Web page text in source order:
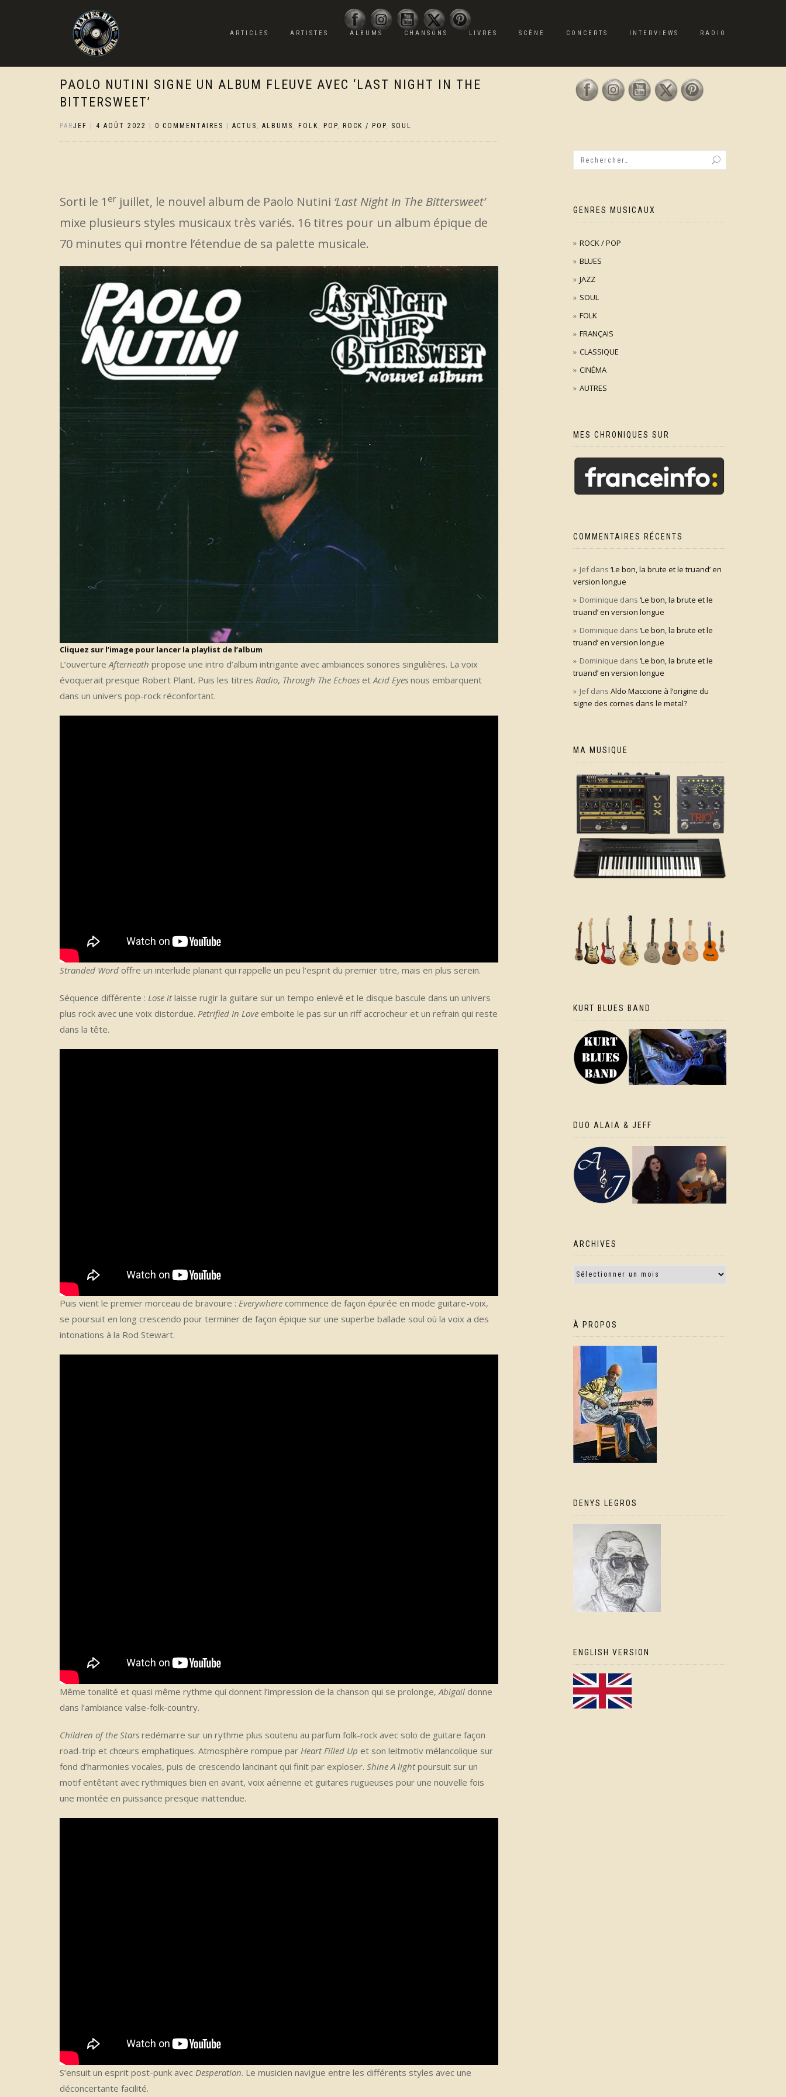
ARTICLES ARTISTES ALBUMS CHANSONS LIVRES SCÈNE CONCERTS INTERVIEWS RADIO
PAOLO NUTINI SIGNE UN ALBUM FLEUVE AVEC ‘LAST NIGHT IN THE
BITTERSWEET’
PARJEF 4 AOÛT 2022 0 COMMENTAIRES ACTUS , ALBUMS , FOLK, POP, ROCK / POP, SOUL
Sorti le 1 er juillet, le nouvel album de Paolo Nutini ‘Last Night In The Bittersweet’
mixe plusieurs styles musicaux très variés. 16 titres pour un album épique de
70 minutes qui montre l’étendue de sa palette musicale.
Cliquez sur l’image pour lancer la playlist de l’album
L’ouvertureAfterneath propose une intro d’album intrigante avec ambiances sonores singulières. La voix
évoquerait presque Robert Plant. Puis les titres Radio, Through The Echoes etAcid Eyes nous embarquent
dans un univers pop-rock réconfortant.
Stranded Word offre un interlude planant qui rappelle un peu l’esprit du premier titre, mais en plus serein.
Séquence différente : Lose itlaisse rugir la guitare sur un tempo enlevé et le disque bascule dans un univers
plus rock avec une voix distordue. Petrified In Love emboite le pas sur un riff accrocheur et un refrain qui reste
dans la tête.
Puis vient le premier morceau de bravoure : Everywhere commence de façon épurée en mode guitare-voix,
se poursuit en long crescendo pour terminer de façon épique sur une superbe ballade soul où la voix a des
intonations à la Rod Stewart.
Même tonalité et quasi même rythme qui donnent l’impression de la chanson qui se prolonge, Abigail donne
dans l’ambiance valse-folk-country.
Children of the Stars redémarre sur un rythme plus soutenu au parfum folk-rock avec solo de guitare façon
road-trip et chœurs emphatiques. Atmosphère rompue par Heart Filled Up et son leitmotiv mélancolique sur
fond d’harmonies vocales, puis de crescendo lancinant qui finit par exploser. Shine A lightpoursuit sur un
motif entêtant avec rythmiques bien en avant, voix aérienne et guitares rugueuses pour une nouvelle fois
une montée en puissance presque inattendue.
S’ensuit un esprit post-punk avec Desperation. Le musicien navigue entre les différents styles avec une
déconcertante facilité.
GENRES MUSICAUX
ROCK / POP
BLUES
JAZZ
SOUL
FOLK
FRANÇAIS
CLASSIQUE
CINÉMA
AUTRES
MES CHRONIQUES SUR
COMMENTAIRES RÉCENTS
Jefdans ‘Le bon, la brute et le truand’ en
version longue
Dominique dans ‘Le bon, la brute et le
truand’ en version longue
Dominique dans ‘Le bon, la brute et le
truand’ en version longue
Dominique dans ‘Le bon, la brute et le
truand’ en version longue
Jefdans Aldo Maccione à l’origine du
signe des cornes dans le metal?
MA MUSIQUE
KURT BLUES BAND
DUO ALAIA & JEFF
ARCHIVES
À PROPOS
DENYS LEGROS
ENGLISH VERSION